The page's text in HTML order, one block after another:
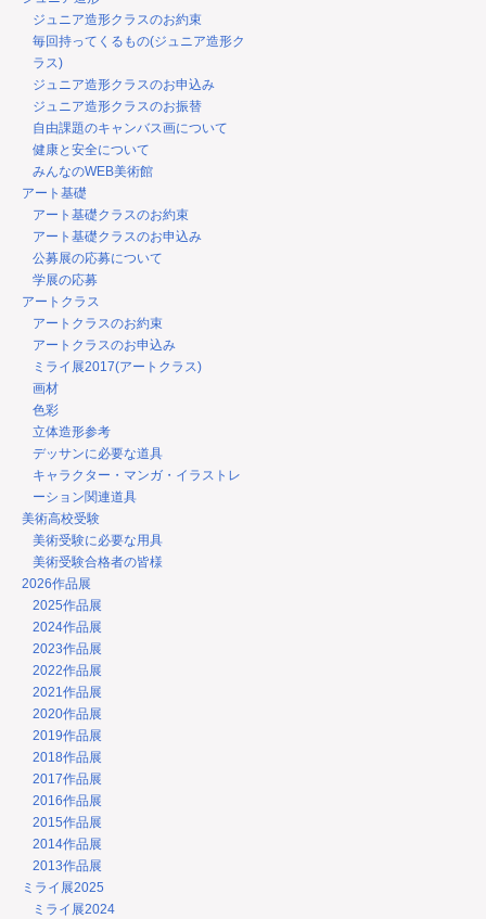
ジュニア造形クラスのお約束
毎回持ってくるもの(ジュニア造形ク
ラス)
ジュニア造形クラスのお申込み
ジュニア造形クラスのお振替
自由課題のキャンバス画について
健康と安全について
みんなのWEB美術館
アート基礎
アート基礎クラスのお約束
アート基礎クラスのお申込み
公募展の応募について
学展の応募
アートクラス
アートクラスのお約束
アートクラスのお申込み
ミライ展2017(アートクラス)
画材
色彩
立体造形参考
デッサンに必要な道具
キャラクター・マンガ・イラストレ
ーション関連道具
美術高校受験
美術受験に必要な用具
美術受験合格者の皆様
2026作品展
2025作品展
2024作品展
2023作品展
2022作品展
2021作品展
2020作品展
2019作品展
2018作品展
2017作品展
2016作品展
2015作品展
2014作品展
2013作品展
ミライ展2025
ミライ展2024